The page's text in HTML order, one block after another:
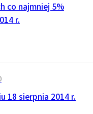
co najmniej 5%
r.
18 sierpnia 2014 r.